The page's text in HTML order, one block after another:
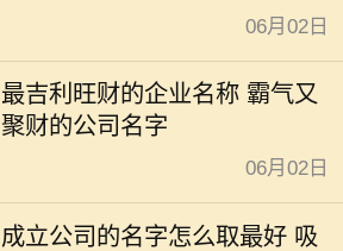
06月02日
最吉利旺财的企业名称 霸气又
聚财的公司名字
06月02日
成立公司的名字怎么取最好 吸